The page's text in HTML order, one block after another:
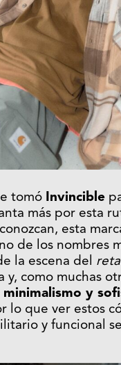
tomó Invincible
más por esta
esta
de los nombres
la escena del
y, como muchas
y
lo que ver estos
y funcional